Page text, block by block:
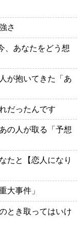
さ
、あなたをどう想
が抱いてきた「あ
だったんです
の人が取る「予想
たと【恋人になり
大事件」
とき取ってはいけ